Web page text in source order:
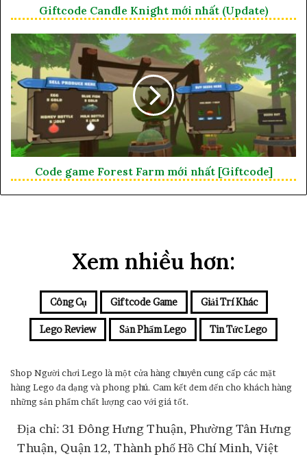
Giftcode Candle Knight mới nhất (Update)
Code game Forest Farm mới nhất [Giftcode]
Xem nhiều hơn:
Công Cụ Giftcode Game Giải Trí Khác
Lego Review Sản Phẩm Lego Tin Tức Lego
Shop Người chơi Lego là một cửa hàng chuyên cung cấp các mặt
hàng Lego đa dạng và phong phú. Cam kết đem đến cho khách hàng
những sản phẩm chất lượng cao với giá tốt.
Địa chỉ: 31 Đông Hưng Thuận, Phường Tân Hưng
Thuận, Quận 12, Thành phố Hồ Chí Minh, Việt